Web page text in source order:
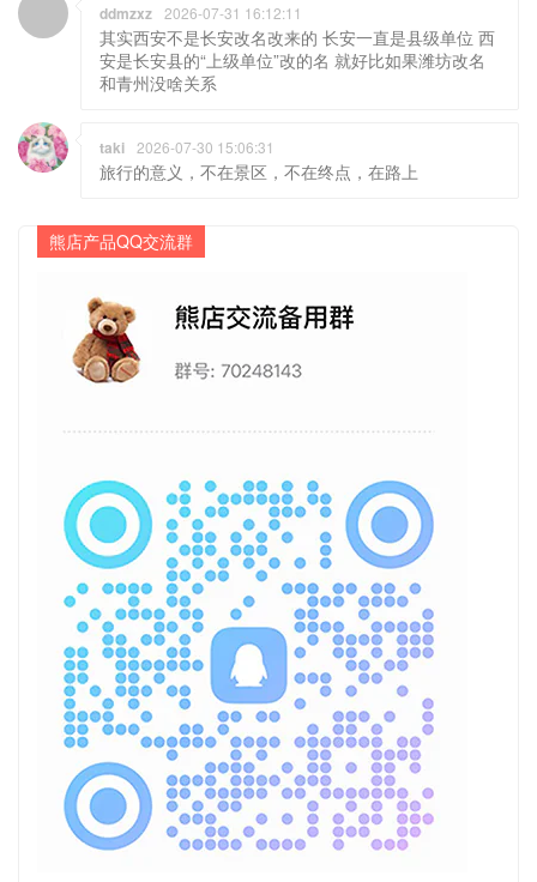
ddmzxz 2026-07-31 16:12:11
其实西安不是长安改名改来的 长安一直是县级单位 西
安是长安县的“上级单位”改的名 就好比如果潍坊改名
和青州没啥关系
taki 2026-07-30 15:06:31
旅行的意义，不在景区，不在终点，在路上
熊店产品QQ交流群